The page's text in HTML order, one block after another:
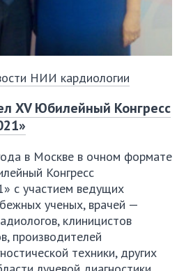
НИИ кардиологии
XV Юбилейный Конгресс
в Москве в очном формате
Конгресс
с участием ведущих
ученых, врачей —
клиницистов
производителей
техники, других